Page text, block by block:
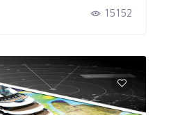
15152